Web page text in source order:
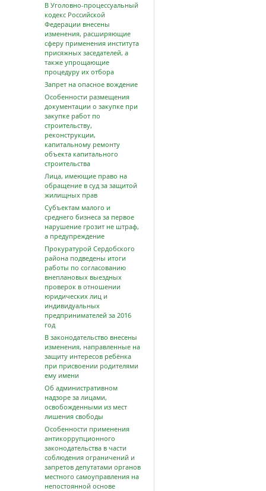
В Уголовно-процессуальный
кодекс Российской
Федерации внесены
изменения, расширяющие
сферу применения института
присяжных заседателей, а
также упрощающие
процедуру их отбора
Запрет на опасное вождение
Особенности размещения
документации о закупке при
закупке работ по
строительству,
реконструкции,
капитальному ремонту
объекта капитального
строительства
Лица, имеющие право на
обращение в суд за защитой
жилищных прав
Субъектам малого и
среднего бизнеса за первое
нарушение грозит не штраф,
а предупреждение
Прокуратурой Сердобского
района подведены итоги
работы по согласованию
внеплановых выездных
проверок в отношении
юридических лиц и
индивидуальных
предпринимателей за 2016
год
В законодательство внесены
изменения, направленные на
защиту интересов ребёнка
при присвоении родителями
ему имени
Об административном
надзоре за лицами,
освобожденными из мест
лишения свободы
Особенности применения
антикоррупционного
законодательства в части
соблюдения ограничений и
запретов депутатами органов
местного самоуправления на
непостоянной основе